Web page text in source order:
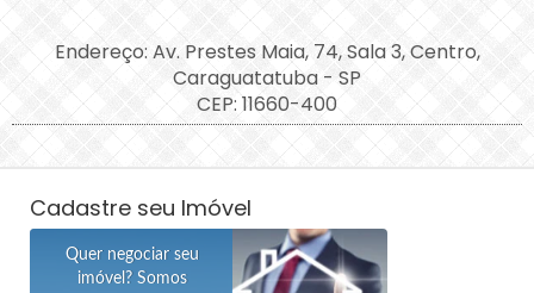
Endereço: Av. Prestes Maia, 74, Sala 3, Centro,
Caraguatatuba - SP
CEP: 11660-400
Cadastre seu Imóvel
Quer negociar seu
imóvel? Somos